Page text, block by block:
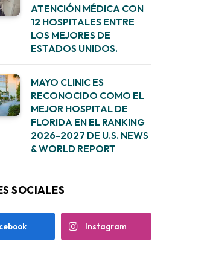
ATENCIÓN MÉDICA CON
12 HOSPITALES ENTRE
LOS MEJORES DE
ESTADOS UNIDOS.
MAYO CLINIC ES
RECONOCIDO COMO EL
MEJOR HOSPITAL DE
FLORIDA EN EL RANKING
2026-2027 DE U.S. NEWS
& WORLD REPORT
SOCIALES
Instagram